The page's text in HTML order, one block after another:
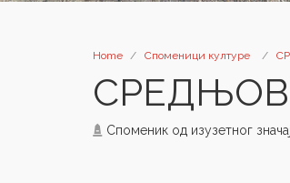
Home Споменици културе
Споменик од изузетног